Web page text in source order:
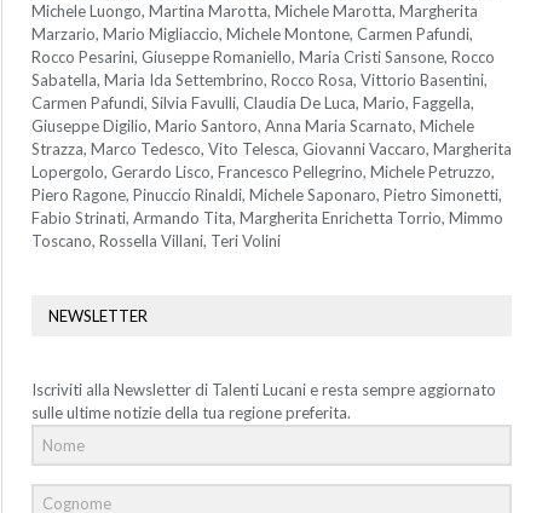
Michele Luongo, Martina Marotta, Michele Marotta, Margherita
Marzario, Mario Migliaccio, Michele Montone, Carmen Pafundi,
Rocco Pesarini, Giuseppe Romaniello, Maria Cristi Sansone, Rocco
Sabatella, Maria Ida Settembrino, Rocco Rosa, Vittorio Basentini,
Carmen Pafundi, Silvia Favulli, Claudia De Luca, Mario, Faggella,
Giuseppe Digilio, Mario Santoro, Anna Maria Scarnato, Michele
Strazza, Marco Tedesco, Vito Telesca, Giovanni Vaccaro, Margherita
Lopergolo, Gerardo Lisco, Francesco Pellegrino, Michele Petruzzo,
Piero Ragone, Pinuccio Rinaldi, Michele Saponaro, Pietro Simonetti,
Fabio Strinati, Armando Tita, Margherita Enrichetta Torrio, Mimmo
Toscano, Rossella Villani, Teri Volini
NEWSLETTER
Iscriviti alla Newsletter di Talenti Lucani e resta sempre aggiornato
sulle ultime notizie della tua regione preferita.